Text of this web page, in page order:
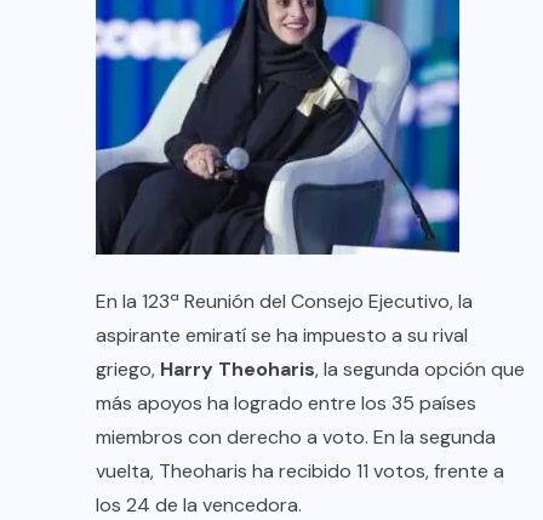
En la 123ª Reunión del Consejo Ejecutivo, la
aspirante emiratí se ha impuesto a su rival
griego, Harry Theoharis, la segunda opción que
más apoyos ha logrado entre los 35 países
miembros con derecho a voto. En la segunda
vuelta, Theoharis ha recibido 11 votos, frente a
los 24 de la vencedora.